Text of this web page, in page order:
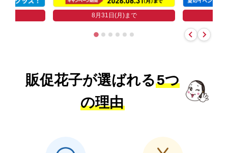
8月31日(月)まで
販促花子が選ばれる5つ
の理由